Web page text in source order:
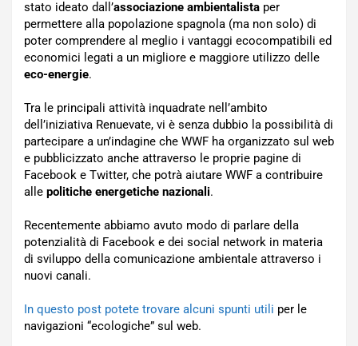
stato ideato dall’associazione ambientalista per
permettere alla popolazione spagnola (ma non solo) di
poter comprendere al meglio i vantaggi ecocompatibili ed
economici legati a un migliore e maggiore utilizzo delle
eco-energie.
Tra le principali attività inquadrate nell’ambito
dell’iniziativa Renuevate, vi è senza dubbio la possibilità di
partecipare a un’indagine che WWF ha organizzato sul web
e pubblicizzato anche attraverso le proprie pagine di
Facebook e Twitter, che potrà aiutare WWF a contribuire
alle politiche energetiche nazionali.
Recentemente abbiamo avuto modo di parlare della
potenzialità di Facebook e dei social network in materia
di sviluppo della comunicazione ambientale attraverso i
nuovi canali.
In questo post potete trovare alcuni spunti utili per le
navigazioni “ecologiche” sul web.